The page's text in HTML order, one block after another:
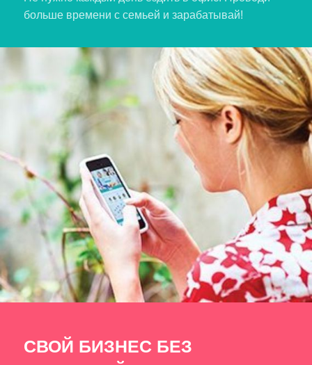
больше времени с семьей и зарабатывай!
СВОЙ БИЗНЕС БЕЗ